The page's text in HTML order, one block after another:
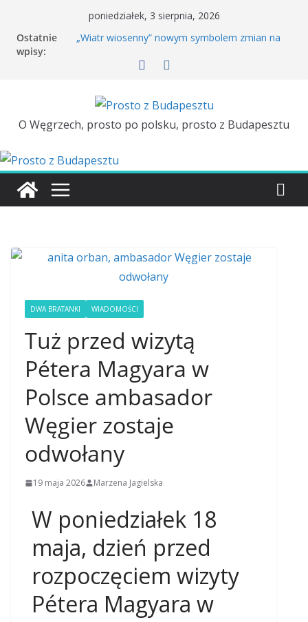
poniedziałek, 3 sierpnia, 2026
Ostatnie
wpisy:
„Wiatr wiosenny” nowym symbolem zmian na
Rowerem po Budapeszcie. Kiedy wróci Bubi?
porównał polską i węgierską kolej
Tuż przed wizytą Pétera Magyara w Polsce
ambasador Węgier zostaje odwołany
Majówka w Budapeszcie. TOP 3
O Węgrzech, prosto po polsku, prosto z Budapesztu
DWA BRATANKI WIADOMOŚCI
Tuż przed wizytą
Pétera Magyara w
Polsce ambasador
Węgier zostaje
odwołany
19 maja 2026 Marzena Jagielska
W poniedziałek 18
maja, dzień przed
rozpoczęciem wizyty
Pétera Magyara w